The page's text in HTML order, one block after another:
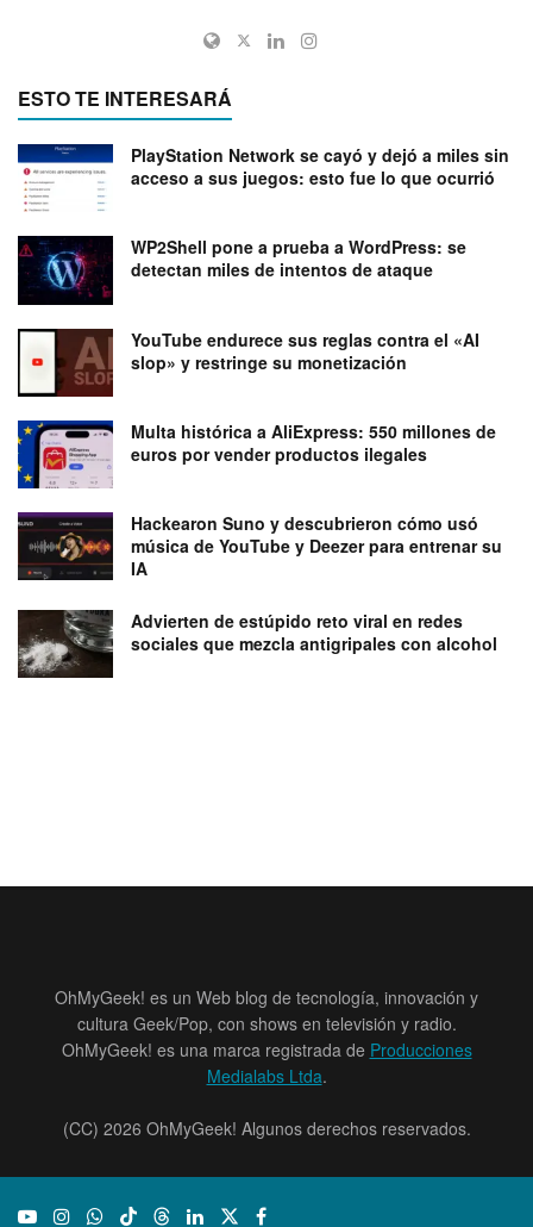
ESTO TE INTERESARÁ
PlayStation Network se cayó y dejó a miles sin
acceso a sus juegos: esto fue lo que ocurrió
WP2Shell pone a prueba a WordPress: se
detectan miles de intentos de ataque
YouTube endurece sus reglas contra el «AI
slop» y restringe su monetización
Multa histórica a AliExpress: 550 millones de
euros por vender productos ilegales
Hackearon Suno y descubrieron cómo usó
música de YouTube y Deezer para entrenar su
IA
Advierten de estúpido reto viral en redes
sociales que mezcla antigripales con alcohol
OhMyGeek! es un Web blog de tecnología, innovación y
cultura Geek/Pop, con shows en televisión y radio.
OhMyGeek! es una marca registrada de Producciones
Medialabs Ltda.
(CC) 2026 OhMyGeek! Algunos derechos reservados.